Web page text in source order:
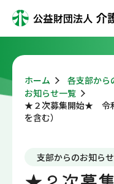
ホーム 各支部から
お知らせ一覧
★２次募集開始★ 令
を含む）
支部からのお知らせ